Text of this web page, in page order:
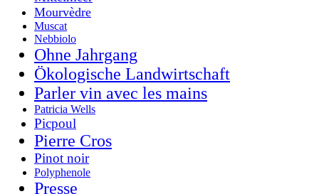
Mourvèdre
Muscat
Nebbiolo
Ohne Jahrgang
Ökologische Landwirtschaft
Parler vin avec les mains
Patricia Wells
Picpoul
Pierre Cros
Pinot noir
Polyphenole
Presse